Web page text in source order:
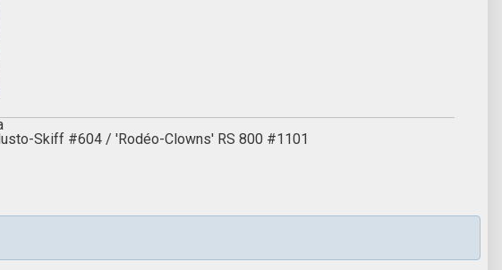
Skiff #604 / 'Rodéo-Clowns' RS 800 #1101